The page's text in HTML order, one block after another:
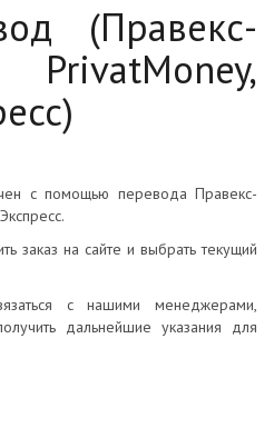
(Правекс-
с помощью перевода Правекс-
заказ на сайте и выбрать текущий
с нашими менеджерами,
дальнейшие указания для